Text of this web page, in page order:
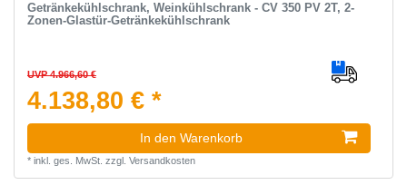
Getränkekühlschrank, Weinkühlschrank - CV 350 PV 2T, 2-
Zonen-Glastür-Getränkekühlschrank
UVP 4.966,60 €
4.138,80 € *
In den Warenkorb
* inkl. ges. MwSt. zzgl. Versandkosten